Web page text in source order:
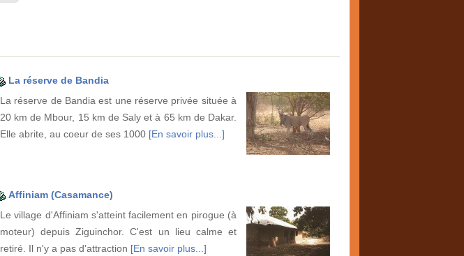
La réserve de Bandia
La réserve de Bandia est une réserve privée située à
20 km de Mbour, 15 km de Saly et à 65 km de Dakar.
Elle abrite, au coeur de ses 1000 [En savoir plus...]
Affiniam (Casamance)
Le village d'Affiniam s'atteint facilement en pirogue (à
moteur) depuis Ziguinchor. C'est un lieu calme et
retiré. Il n'y a pas d'attraction [En savoir plus...]